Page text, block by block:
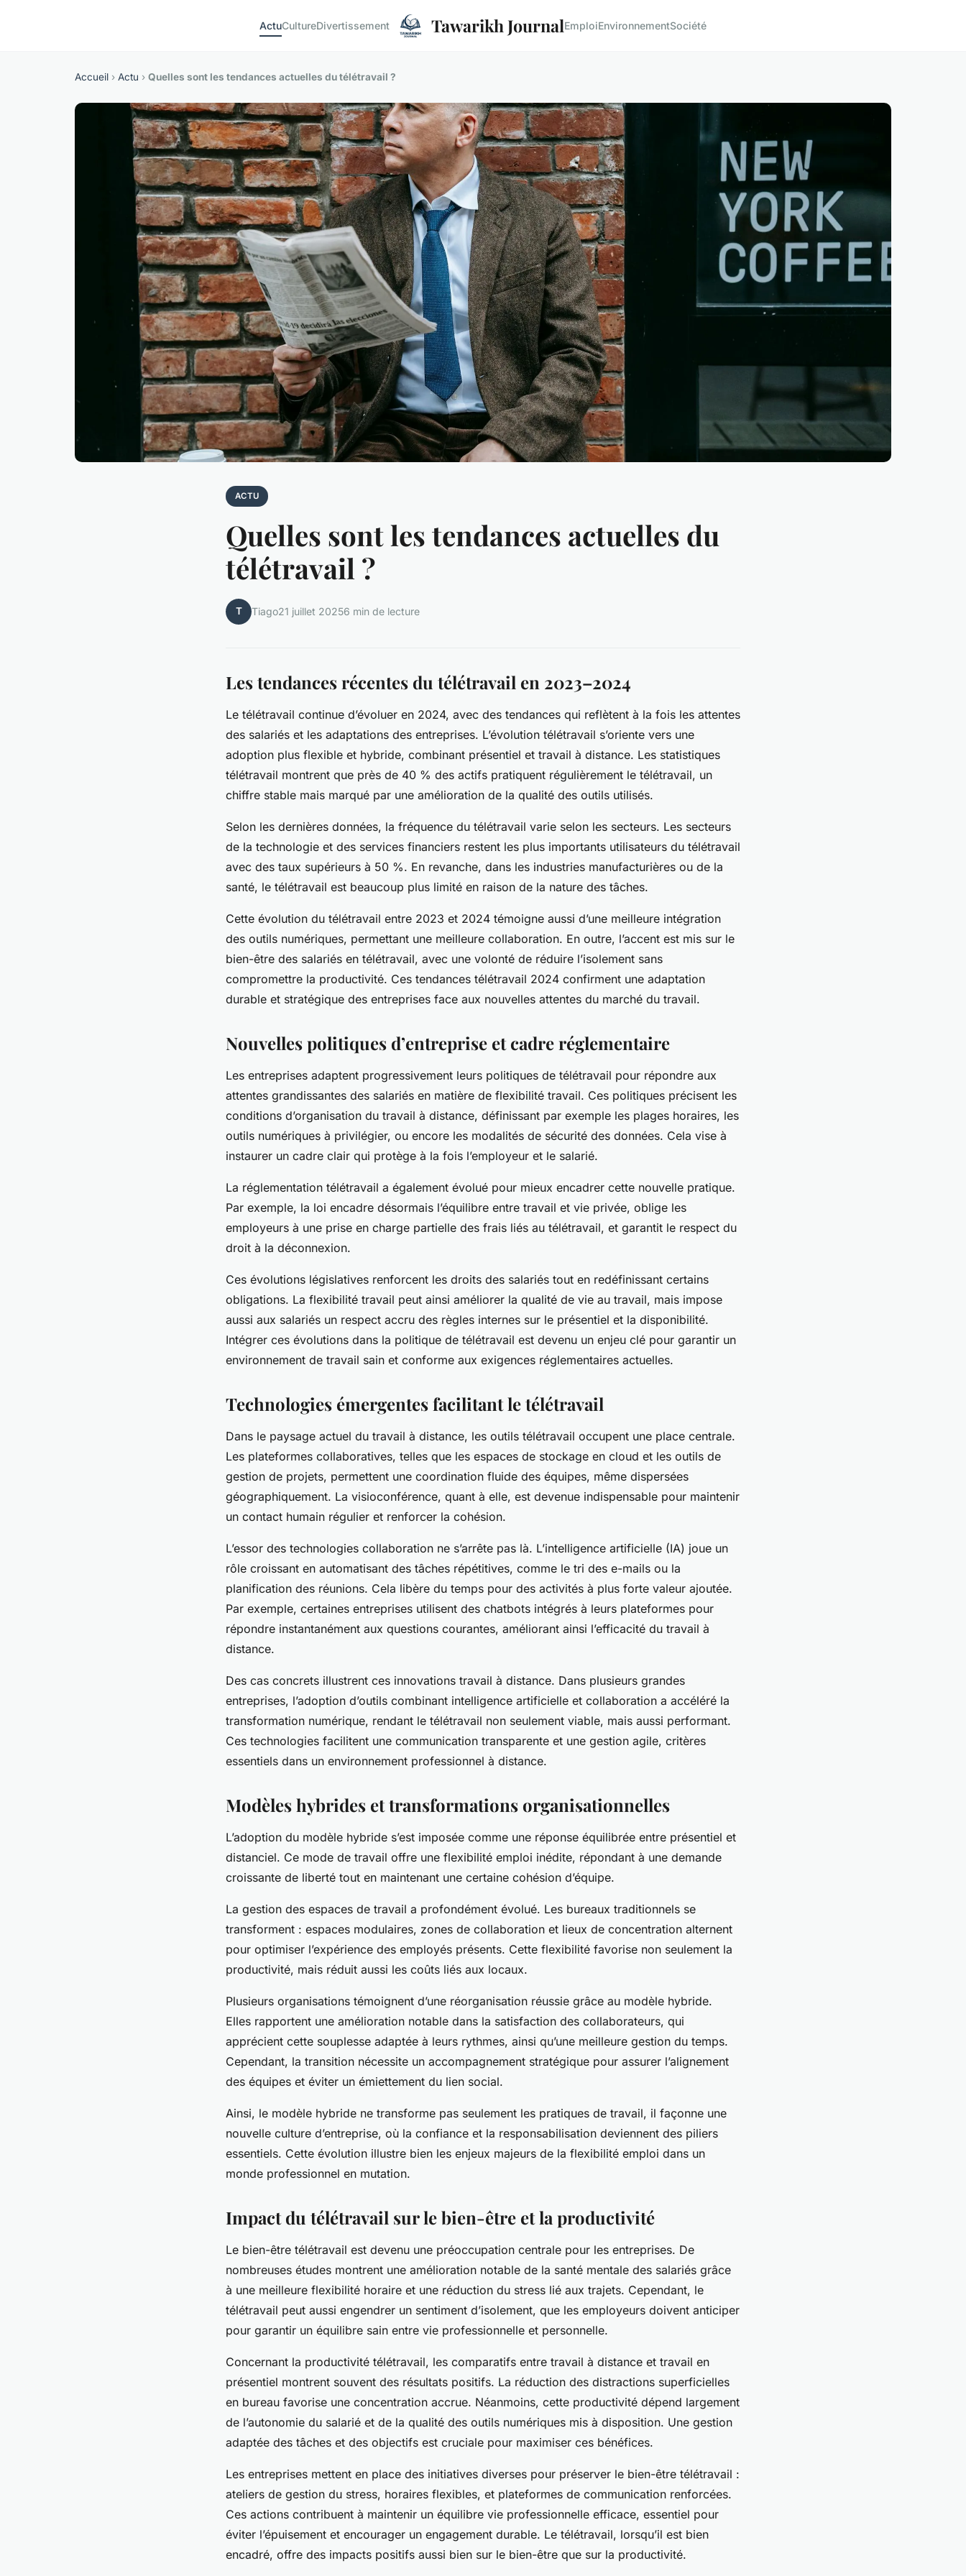
ActuCultureDivertissement Tawarikh JournalEmploiEnvironnementSociété
Accueil › Actu › Quelles sont les tendances actuelles du télétravail ?
ACTU
Quelles sont les tendances actuelles du
télétravail ?
T Tiago21 juillet 20256 min de lecture
Les tendances récentes du télétravail en 2023–2024
Le télétravail continue d’évoluer en 2024, avec des tendances qui reflètent à la fois les attentes
des salariés et les adaptations des entreprises. L’évolution télétravail s’oriente vers une
adoption plus flexible et hybride, combinant présentiel et travail à distance. Les statistiques
télétravail montrent que près de 40 % des actifs pratiquent régulièrement le télétravail, un
chiffre stable mais marqué par une amélioration de la qualité des outils utilisés.
Selon les dernières données, la fréquence du télétravail varie selon les secteurs. Les secteurs
de la technologie et des services financiers restent les plus importants utilisateurs du télétravail
avec des taux supérieurs à 50 %. En revanche, dans les industries manufacturières ou de la
santé, le télétravail est beaucoup plus limité en raison de la nature des tâches.
Cette évolution du télétravail entre 2023 et 2024 témoigne aussi d’une meilleure intégration
des outils numériques, permettant une meilleure collaboration. En outre, l’accent est mis sur le
bien-être des salariés en télétravail, avec une volonté de réduire l’isolement sans
compromettre la productivité. Ces tendances télétravail 2024 confirment une adaptation
durable et stratégique des entreprises face aux nouvelles attentes du marché du travail.
Nouvelles politiques d’entreprise et cadre réglementaire
Les entreprises adaptent progressivement leurs politiques de télétravail pour répondre aux
attentes grandissantes des salariés en matière de flexibilité travail. Ces politiques précisent les
conditions d’organisation du travail à distance, définissant par exemple les plages horaires, les
outils numériques à privilégier, ou encore les modalités de sécurité des données. Cela vise à
instaurer un cadre clair qui protège à la fois l’employeur et le salarié.
La réglementation télétravail a également évolué pour mieux encadrer cette nouvelle pratique.
Par exemple, la loi encadre désormais l’équilibre entre travail et vie privée, oblige les
employeurs à une prise en charge partielle des frais liés au télétravail, et garantit le respect du
droit à la déconnexion.
Ces évolutions législatives renforcent les droits des salariés tout en redéfinissant certains
obligations. La flexibilité travail peut ainsi améliorer la qualité de vie au travail, mais impose
aussi aux salariés un respect accru des règles internes sur le présentiel et la disponibilité.
Intégrer ces évolutions dans la politique de télétravail est devenu un enjeu clé pour garantir un
environnement de travail sain et conforme aux exigences réglementaires actuelles.
Technologies émergentes facilitant le télétravail
Dans le paysage actuel du travail à distance, les outils télétravail occupent une place centrale.
Les plateformes collaboratives, telles que les espaces de stockage en cloud et les outils de
gestion de projets, permettent une coordination fluide des équipes, même dispersées
géographiquement. La visioconférence, quant à elle, est devenue indispensable pour maintenir
un contact humain régulier et renforcer la cohésion.
L’essor des technologies collaboration ne s’arrête pas là. L’intelligence artificielle (IA) joue un
rôle croissant en automatisant des tâches répétitives, comme le tri des e-mails ou la
planification des réunions. Cela libère du temps pour des activités à plus forte valeur ajoutée.
Par exemple, certaines entreprises utilisent des chatbots intégrés à leurs plateformes pour
répondre instantanément aux questions courantes, améliorant ainsi l’efficacité du travail à
distance.
Des cas concrets illustrent ces innovations travail à distance. Dans plusieurs grandes
entreprises, l’adoption d’outils combinant intelligence artificielle et collaboration a accéléré la
transformation numérique, rendant le télétravail non seulement viable, mais aussi performant.
Ces technologies facilitent une communication transparente et une gestion agile, critères
essentiels dans un environnement professionnel à distance.
Modèles hybrides et transformations organisationnelles
L’adoption du modèle hybride s’est imposée comme une réponse équilibrée entre présentiel et
distanciel. Ce mode de travail offre une flexibilité emploi inédite, répondant à une demande
croissante de liberté tout en maintenant une certaine cohésion d’équipe.
La gestion des espaces de travail a profondément évolué. Les bureaux traditionnels se
transforment : espaces modulaires, zones de collaboration et lieux de concentration alternent
pour optimiser l’expérience des employés présents. Cette flexibilité favorise non seulement la
productivité, mais réduit aussi les coûts liés aux locaux.
Plusieurs organisations témoignent d’une réorganisation réussie grâce au modèle hybride.
Elles rapportent une amélioration notable dans la satisfaction des collaborateurs, qui
apprécient cette souplesse adaptée à leurs rythmes, ainsi qu’une meilleure gestion du temps.
Cependant, la transition nécessite un accompagnement stratégique pour assurer l’alignement
des équipes et éviter un émiettement du lien social.
Ainsi, le modèle hybride ne transforme pas seulement les pratiques de travail, il façonne une
nouvelle culture d’entreprise, où la confiance et la responsabilisation deviennent des piliers
essentiels. Cette évolution illustre bien les enjeux majeurs de la flexibilité emploi dans un
monde professionnel en mutation.
Impact du télétravail sur le bien-être et la productivité
Le bien-être télétravail est devenu une préoccupation centrale pour les entreprises. De
nombreuses études montrent une amélioration notable de la santé mentale des salariés grâce
à une meilleure flexibilité horaire et une réduction du stress lié aux trajets. Cependant, le
télétravail peut aussi engendrer un sentiment d’isolement, que les employeurs doivent anticiper
pour garantir un équilibre sain entre vie professionnelle et personnelle.
Concernant la productivité télétravail, les comparatifs entre travail à distance et travail en
présentiel montrent souvent des résultats positifs. La réduction des distractions superficielles
en bureau favorise une concentration accrue. Néanmoins, cette productivité dépend largement
de l’autonomie du salarié et de la qualité des outils numériques mis à disposition. Une gestion
adaptée des tâches et des objectifs est cruciale pour maximiser ces bénéfices.
Les entreprises mettent en place des initiatives diverses pour préserver le bien-être télétravail :
ateliers de gestion du stress, horaires flexibles, et plateformes de communication renforcées.
Ces actions contribuent à maintenir un équilibre vie professionnelle efficace, essentiel pour
éviter l’épuisement et encourager un engagement durable. Le télétravail, lorsqu’il est bien
encadré, offre des impacts positifs aussi bien sur le bien-être que sur la productivité.